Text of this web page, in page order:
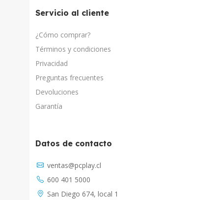
Servicio al cliente
¿Cómo comprar?
Términos y condiciones
Privacidad
Preguntas frecuentes
Devoluciones
Garantía
Datos de contacto
ventas@pcplay.cl
600 401 5000
San Diego 674, local 1
Respuesta inmediata con IA
PcPlay Santiago / Web